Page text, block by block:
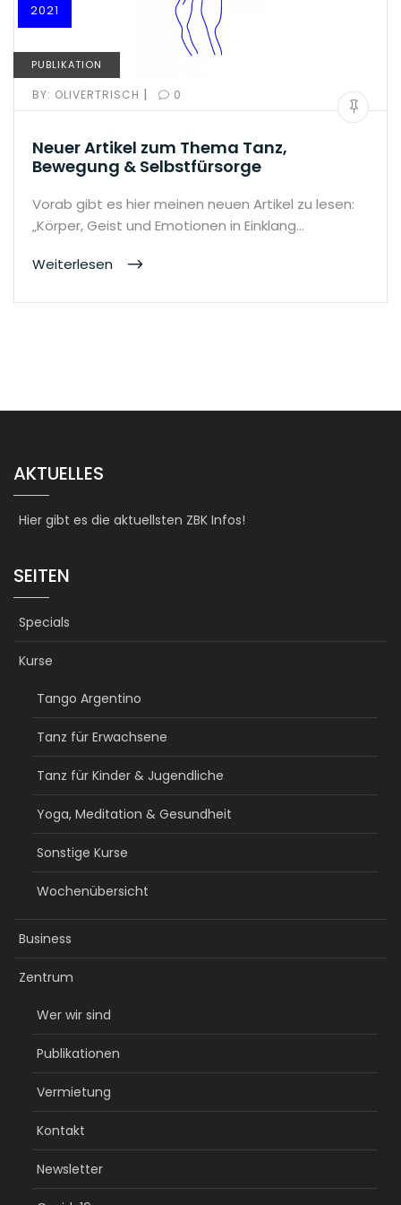
2021
PUBLIKATION
BY: OLIVERTRISCH | 0
Neuer Artikel zum Thema Tanz,
Bewegung & Selbstfürsorge
Vorab gibt es hier meinen neuen Artikel zu lesen:
„Körper, Geist und Emotionen in Einklang…
Weiterlesen
AKTUELLES
Hier gibt es die aktuellsten ZBK Infos!
SEITEN
Specials
Kurse
Tango Argentino
Tanz für Erwachsene
Tanz für Kinder & Jugendliche
Yoga, Meditation & Gesundheit
Sonstige Kurse
Wochenübersicht
Business
Zentrum
Wer wir sind
Publikationen
Vermietung
Kontakt
Newsletter